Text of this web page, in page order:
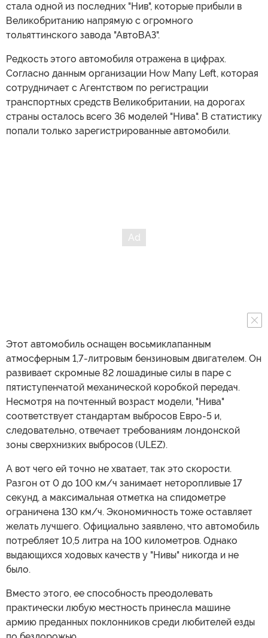
стала одной из последних "Нив", которые прибыли в
Великобританию напрямую с огромного
тольяттинского завода "АвтоВАЗ".
Редкость этого автомобиля отражена в цифрах.
Согласно данным организации How Many Left, которая
сотрудничает с Агентством по регистрации
транспортных средств Великобритании, на дорогах
страны осталось всего 36 моделей "Нива". В статистику
попали только зарегистрированные автомобили.
Этот автомобиль оснащен восьмиклапанным
атмосферным 1,7-литровым бензиновым двигателем. Он
развивает скромные 82 лошадиные силы в паре с
пятиступенчатой механической коробкой передач.
Несмотря на почтенный возраст модели, "Нива"
соответствует стандартам выбросов Евро-5 и,
следовательно, отвечает требованиям лондонской
зоны сверхнизких выбросов (ULEZ).
А вот чего ей точно не хватает, так это скорости.
Разгон от 0 до 100 км/ч занимает неторопливые 17
секунд, а максимальная отметка на спидометре
ограничена 130 км/ч. Экономичность тоже оставляет
желать лучшего. Официально заявлено, что автомобиль
потребляет 10,5 литра на 100 километров. Однако
выдающихся ходовых качеств у "Нивы" никогда и не
было.
Вместо этого, ее способность преодолевать
практически любую местность принесла машине
армию преданных поклонников среди любителей езды